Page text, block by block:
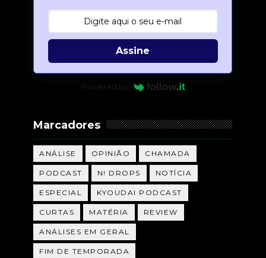
Assine
Powered by
Marcadores
ANÁLISE OPINIÃO CHAMADA
PODCAST N! DROPS NOTÍCIA
ESPECIAL KYOUDAI PODCAST
CURTAS MATÉRIA REVIEW
ANÁLISES EM GERAL
FIM DE TEMPORADA